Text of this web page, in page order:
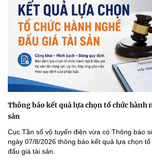
Thông báo kết quả lựa chọn tổ chức hành
sản
Cục Tần số vô tuyến điện vừa có Thông báo
ngày 07/8/2026 thông báo kết quả lựa chọn
đấu giá tài sản.